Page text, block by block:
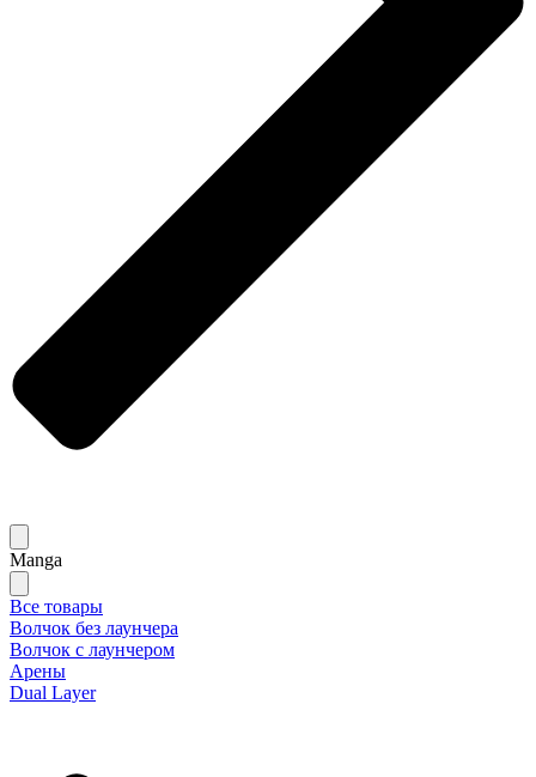
Manga
Все товары
Волчок без лаунчера
Волчок с лаунчером
Арены
Dual Layer